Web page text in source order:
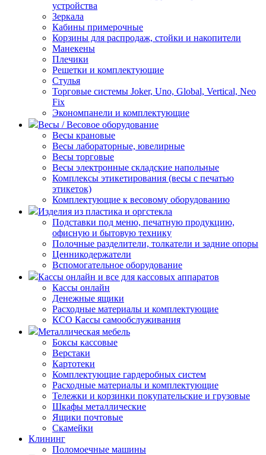
устройства
Зеркала
Кабины примерочные
Корзины для распродаж, стойки и накопители
Манекены
Плечики
Решетки и комплектующие
Стулья
Торговые системы Joker, Uno, Global, Vertical, Neo
Fix
Экономпанели и комплектующие
Весы / Весовое оборудование
Весы крановые
Весы лабораторные, ювелирные
Весы торговые
Весы электронные складские напольные
Комплексы этикетирования (весы с печатью
этикеток)
Комплектующие к весовому оборудованию
Изделия из пластика и оргстекла
Подставки под меню, печатную продукцию,
офисную и бытовую технику
Полочные разделители, толкатели и задние опоры
Ценникодержатели
Вспомогательное оборудование
Кассы онлайн и все для кассовых аппаратов
Кассы онлайн
Денежные ящики
Расходные материалы и комплектующие
КСО Кассы самообслуживания
Металлическая мебель
Боксы кассовые
Верстаки
Картотеки
Комплектующие гардеробных систем
Расходные материалы и комплектующие
Тележки и корзинки покупательские и грузовые
Шкафы металлические
Ящики почтовые
Скамейки
Клининг
Поломоечные машины